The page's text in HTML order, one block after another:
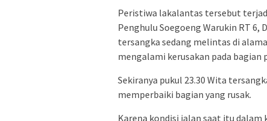
Peristiwa lakalantas tersebut
Penghulu Soegoeng Warukin RT 6,
tersangka sedang melintas di
mengalami kerusakan pada
Sekiranya pukul 23.30 Wita
memperbaiki bagian yang rusak.
Karena kondisi jalan saat itu dalam